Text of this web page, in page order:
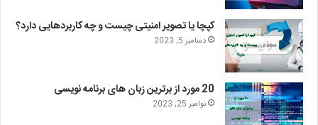
کپچا یا تصویر امنیتی چیست و چه کاربردهایی دارد؟
دسامبر 5, 2023
20 مورد از برترین زبان های برنامه نویسی
نوامبر 25, 2023